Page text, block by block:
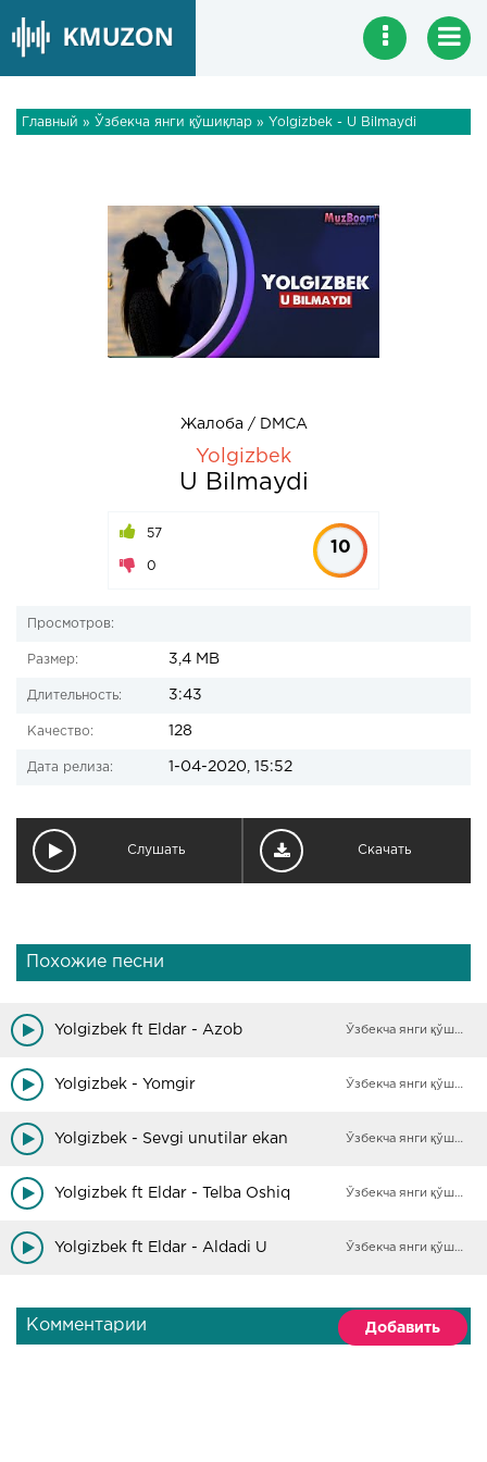
Главный » Ўзбекча янги қўшиқлар » Yolgizbek - U Bilmaydi
Жалоба / DMCA
Yolgizbek
U Bilmaydi
57
0
10
Просмотров:
Размер: 3,4 MB
Длительность: 3:43
Качество: 128
Дата релиза: 1-04-2020, 15:52
Слушать Скачать
Похожие песни
Yolgizbek ft Eldar - Azob Ўзбекча янги қўшиқлар
Yolgizbek - Yomgir Ўзбекча янги қўшиқлар
Yolgizbek - Sevgi unutilar ekan Ўзбекча янги қўшиқлар
Yolgizbek ft Eldar - Telba Oshiq Ўзбекча янги қўшиқлар
Yolgizbek ft Eldar - Aldadi U Ўзбекча янги қўшиқлар
Комментарии Добавить